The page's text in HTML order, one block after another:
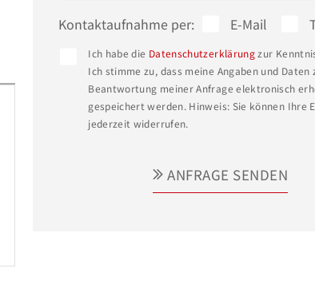
Kontaktaufnahme per: E-Mail
Ich habe die Datenschutzerklärung zur
Ich stimme zu, dass meine Angaben und Daten
Beantwortung meiner Anfrage elektronisch
gespeichert werden. Hinweis: Sie können Ihre
jederzeit widerrufen.
ANFRAGE SENDEN